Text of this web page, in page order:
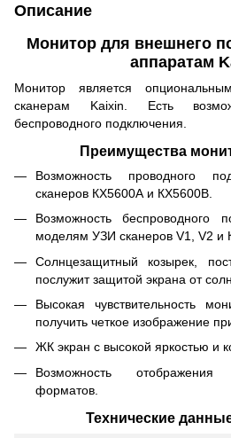
Описание
Монитор для внешнего
аппаратам
Монитор является
сканерам Kaixin. Есть
беспроводного подключения.
Преимущества
Возможность проводного
сканеров КХ5600А и КХ5600В.
Возможность
моделям УЗИ сканеров V1, V2 и
Солнцезащитный козырек,
послужит защитой экрана от
Высокая чувствительность
получить четкое изображение
ЖК экран с высокой яркостью и
Возможность отображения
форматов.
Технические